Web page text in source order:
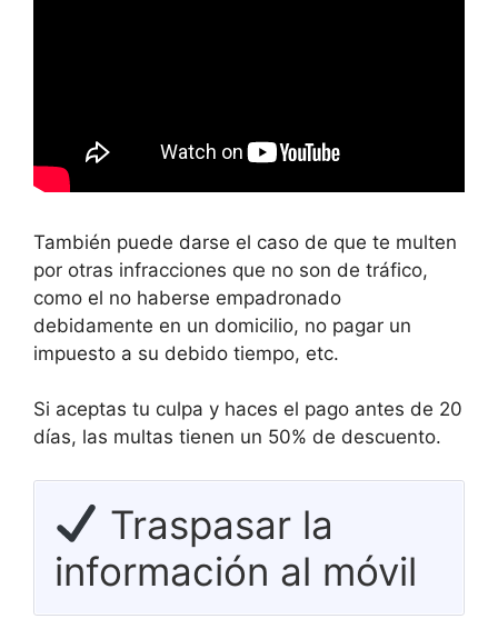
También puede darse el caso de que te multen
por otras infracciones que no son de tráfico,
como el no haberse empadronado
debidamente en un domicilio, no pagar un
impuesto a su debido tiempo, etc.
Si aceptas tu culpa y haces el pago antes de 20
días, las multas tienen un 50% de descuento.
Traspasar la
información al móvil